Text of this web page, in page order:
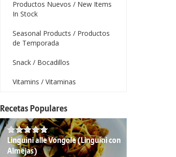
Productos Nuevos / New Items
In Stock
Seasonal Products / Productos
de Temporada
Snack / Bocadillos
Vitamins / Vitaminas
Recetas Populares
Linguini alle Vongole (Linguini con
Almejas)